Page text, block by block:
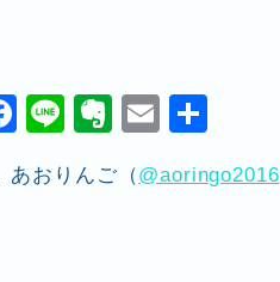
F
c
Li
e
E
er
E
ai
あおりんご（@aoringo2016